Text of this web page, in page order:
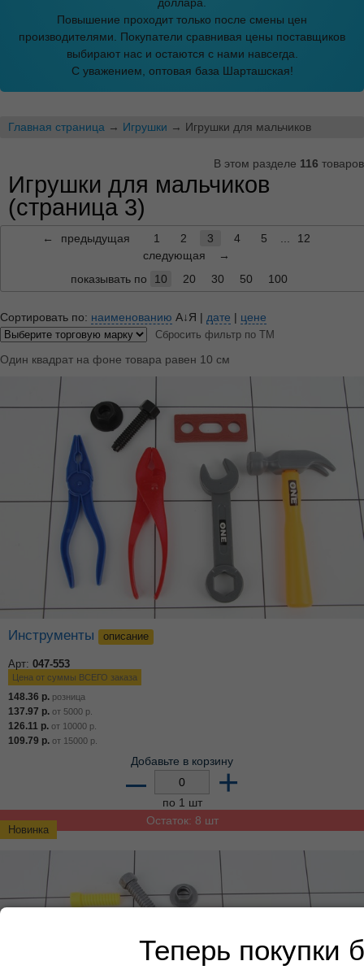
Теперь покупки
Повышение проходит только после смены цен
производителями. Покупатели сравнивая цены поставщиков
выбирают нас и остаются с нами навсегда.
С уважением, оптовая база Шарташская!
Главная страница → Игрушки → Игрушки для мальчиков
В этом разделе 116 товаров
Игрушки для мальчиков
(страница 3)
← предыдущая
6
следующая
→
показывать по
10 20 30 50 100
Сортировать по: наименованию А↓Я | дате | цене
Сбросить фильтр по ТМ
Один квадрат на фоне товара равен 10 см
Новинка
Инструменты описание
Арт: 047-553
Цена от суммы ВСЕГО заказа
148.36 р. розница
137.97 р. от 5000 р.
126.11 р. от 10000 р.
109.79 р. от 15000 р.
Добавьте в корзину
– +
по 1 шт
Остаток: 8 шт